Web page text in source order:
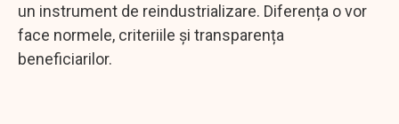
un instrument de reindustrializare. Diferența o vor
face normele, criteriile și transparența
beneficiarilor.